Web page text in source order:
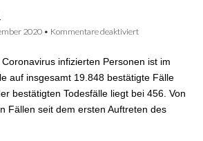
2020 • Kommentare deaktiviert
Saarland auf
insgesamt 19.848
infizierten Personen ist im
auf insgesamt 19.848 bestätigte Fälle
bestätigten Todesfälle liegt bei 456. Von
Fällen seit dem ersten Auftreten des